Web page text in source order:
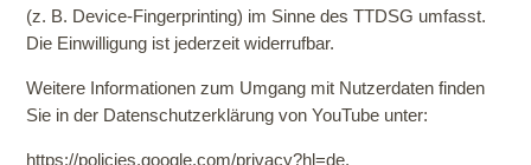
(z. B. Device-Fingerprinting) im Sinne des TTDSG umfasst.
Die Einwilligung ist jederzeit widerrufbar.
Weitere Informationen zum Umgang mit Nutzerdaten finden
Sie in der Datenschutzerklärung von YouTube unter:
https://policies.google.com/privacy?hl=de.